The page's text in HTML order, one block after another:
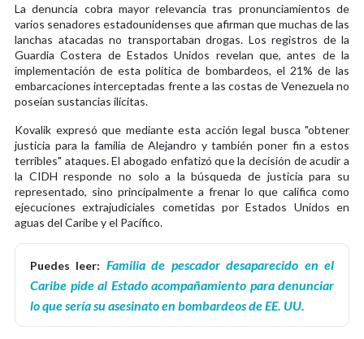
La denuncia cobra mayor relevancia tras pronunciamientos de
varios senadores estadounidenses que afirman que muchas de las
lanchas atacadas no transportaban drogas. Los registros de la
Guardia Costera de Estados Unidos revelan que, antes de la
implementación de esta política de bombardeos, el 21% de las
embarcaciones interceptadas frente a las costas de Venezuela no
poseían sustancias ilícitas.
Kovalik expresó que mediante esta acción legal busca "obtener
justicia para la familia de Alejandro y también poner fin a estos
terribles" ataques. El abogado enfatizó que la decisión de acudir a
la CIDH responde no solo a la búsqueda de justicia para su
representado, sino principalmente a frenar lo que califica como
ejecuciones extrajudiciales cometidas por Estados Unidos en
aguas del Caribe y el Pacífico.
Puedes leer: Familia de pescador desaparecido en el
Caribe pide al Estado acompañamiento para denunciar
lo que sería su asesinato en bombardeos de EE. UU.